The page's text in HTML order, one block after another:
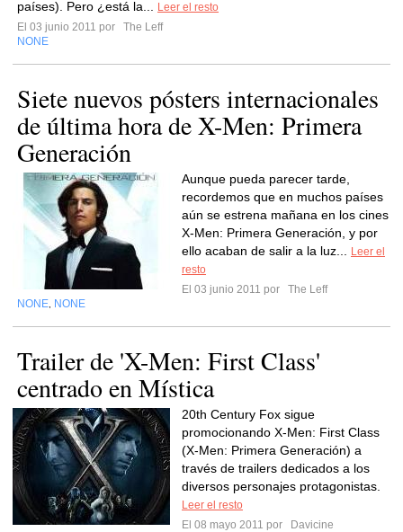
países). Pero ¿está la...
Leer el resto
El 03 junio 2011 por
The Leff
NONE
Siete nuevos pósters internacionales
de última hora de X-Men: Primera
Generación
Aunque pueda parecer tarde,
recordemos que en muchos países
aún se estrena mañana en los cines
X-Men: Primera Generación, y por
ello acaban de salir a la luz...
Leer el
resto
El 03 junio 2011 por
The Leff
NONE NONE
Trailer de 'X-Men: First Class'
centrado en Mística
20th Century Fox sigue
promocionando X-Men: First Class
(X-Men: Primera Generación) a
través de trailers dedicados a los
diversos personajes protagonistas.
Leer el resto
El 08 mayo 2011 por
Davicine